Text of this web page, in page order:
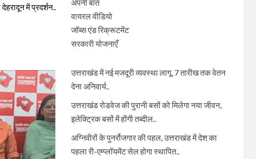
में प्रदर्शन..
अपनी बात
वायरल वीडियो
जॉब्स एंड रिक्रूटमेंट
सरकारी योजनाएँ
उत्तराखंड में नई मजदूरी व्यवस्था लागू, 7 तारीख तक वेतन
देना अनिवार्य..
उत्तराखंड रोडवेज की पुरानी बसों को मिलेगा नया जीवन,
इलेक्ट्रिक बसों में होंगी तब्दील..
अग्निवीरों के पुनर्रोजगार की पहल, उत्तराखंड में देश का
पहला री-एम्प्लॉयमेंट सेल होगा स्थापित..